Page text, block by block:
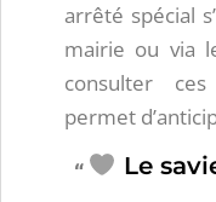
arrêté spécial
mairie ou via
consulter
permet
Le